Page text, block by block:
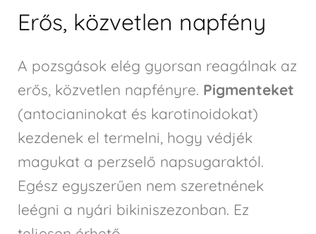
Erős, közvetlen napfény
A pozsgások elég gyorsan reagálnak az
erős, közvetlen napfényre. Pigmenteket
(antocianinokat és karotinoidokat)
kezdenek el termelni, hogy védjék
magukat a perzselő napsugaraktól.
Egész egyszerűen nem szeretnének
leégni a nyári bikiniszezonban. Ez